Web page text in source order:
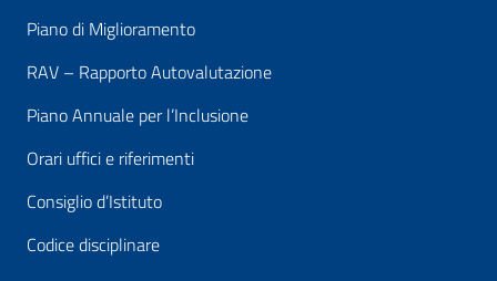
Piano di Miglioramento
RAV – Rapporto Autovalutazione
Piano Annuale per l’Inclusione
Orari uffici e riferimenti
Consiglio d’Istituto
Codice disciplinare